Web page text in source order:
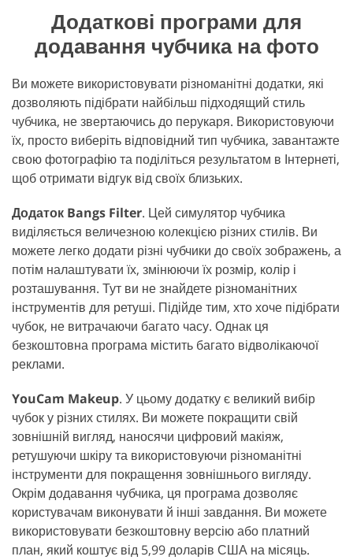
Додаткові програми для
додавання чубчика на фото
Ви можете використовувати різноманітні додатки, які
дозволяють підібрати найбільш підходящий стиль
чубчика, не звертаючись до перукаря. Використовуючи
їх, просто виберіть відповідний тип чубчика, завантажте
свою фотографію та поділіться результатом в Інтернеті,
щоб отримати відгук від своїх близьких.
Додаток Bangs Filter. Цей симулятор чубчика
виділяється величезною колекцією різних стилів. Ви
можете легко додати різні чубчики до своїх зображень, а
потім налаштувати їх, змінюючи їх розмір, колір і
розташування. Тут ви не знайдете різноманітних
інструментів для ретуші. Підійде тим, хто хоче підібрати
чубок, не витрачаючи багато часу. Однак ця
безкоштовна програма містить багато відволікаючої
реклами.
YouCam Makeup. У цьому додатку є великий вибір
чубок у різних стилях. Ви можете покращити свій
зовнішній вигляд, наносячи цифровий макіяж,
ретушуючи шкіру та використовуючи різноманітні
інструменти для покращення зовнішнього вигляду.
Окрім додавання чубчика, ця програма дозволяє
користувачам виконувати й інші завдання. Ви можете
використовувати безкоштовну версію або платний
план, який коштує від 5,99 доларів США на місяць.